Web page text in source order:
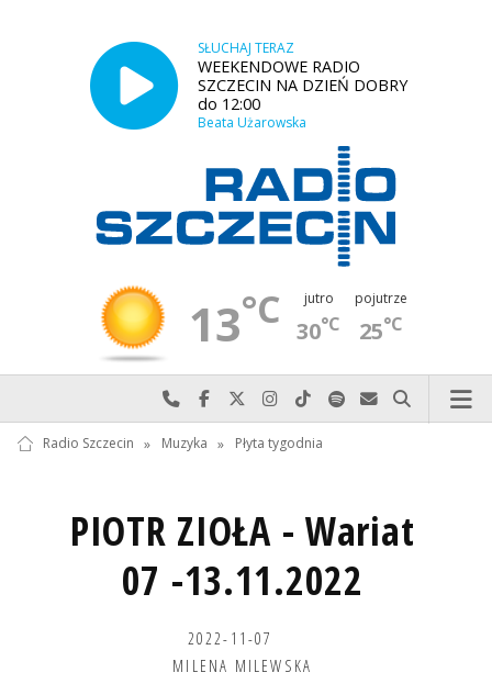
SŁUCHAJ TERAZ
WEEKENDOWE RADIO
SZCZECIN NA DZIEŃ DOBRY
do 12:00
Beata Użarowska
13°C jutro
30°C
pojutrze
25°C
Najlepiej po prostu do nas zadzwoń
Odwiedź nas na Facebook-u
Odwiedź nas na X
Odwiedź nas na Instagram-ie
Odwiedź nas na TikTok-u
Szukaj nas na Spotify
Wyślij do nas
Szukaj
Radio Szczecin » Muzyka » Płyta tygodnia
PIOTR ZIOŁA - Wariat
07 -13.11.2022
2022-11-07
MILENA MILEWSKA